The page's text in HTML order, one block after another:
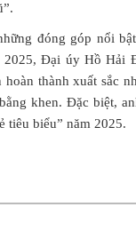
đóng góp nổi
Đại úy Hồ Hải
thành xuất sắc
khen. Đặc biệt,
tiêu biểu” năm 2025.